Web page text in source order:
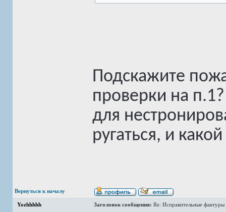
Подскажите
проверки на
для
ругаться, и
Вернуться к началу
Yozhhhhh Заголовок сообщения: Re: Исправительные фактуры